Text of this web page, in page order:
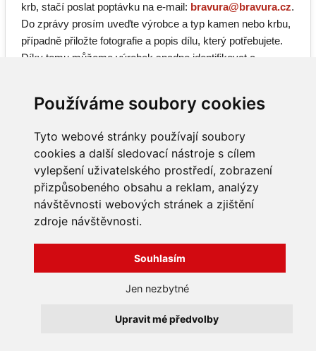
Používáme soubory cookies
Tyto webové stránky používají soubory
cookies a další sledovací nástroje s cílem
vylepšení uživatelského prostředí, zobrazení
přizpůsobeného obsahu a reklam, analýzy
návštěvnosti webových stránek a zjištění
zdroje návštěvnosti.
Souhlasím
Jen nezbytné
Upravit mé předvolby
krb, stačí poslat poptávku na e-mail: bravura@bravura.cz.
Do zprávy prosím uveďte výrobce a typ kamen nebo krbu,
případně přiložte fotografie a popis dílu, který potřebujete.
Díky tomu můžeme výrobek snadno identifikovat a
INFORMACE
Obchodní podmínky
Zpracování a ochrana
Jak nakupovat
Reklamace, odstoupení od
Bravura s.r.o. © 2026
grafika: dwgd